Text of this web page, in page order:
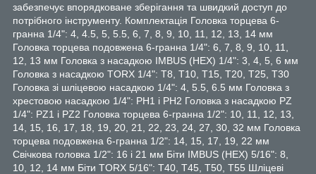
забезпечує впорядковане зберігання та швидкий доступ до
потрібного інструменту. Комплектація Головка торцева 6-
гранна 1/4": 4, 4.5, 5, 5.5, 6, 7, 8, 9, 10, 11, 12, 13, 14 мм
Головка торцева подовжена 6-гранна 1/4": 6, 7, 8, 9, 10, 11,
12, 13 мм Головка з насадкою IMBUS (HEX) 1/4": 3, 4, 5, 6 мм
Головка з насадкою TORX 1/4": T8, T10, T15, T20, T25, T30
Головка зі шліцевою насадкою 1/4": 4, 5.5, 6.5 мм Головка з
хрестовою насадкою 1/4": PH1 і PH2 Головка з насадкою PZ
1/4": PZ1 і PZ2 Головка торцева 6-гранна 1/2": 10, 11, 12, 13,
14, 15, 16, 17, 18, 19, 20, 21, 22, 23, 24, 27, 30, 32 мм Головка
торцева подовжена 6-гранна 1/2": 14, 15, 17, 19, 22 мм
Свічкова головка 1/2": 16 і 21 мм Біти IMBUS (HEX) 5/16": 8,
10, 12, 14 мм Біти TORX 5/16": T40, T45, T50, T55 Шліцеві